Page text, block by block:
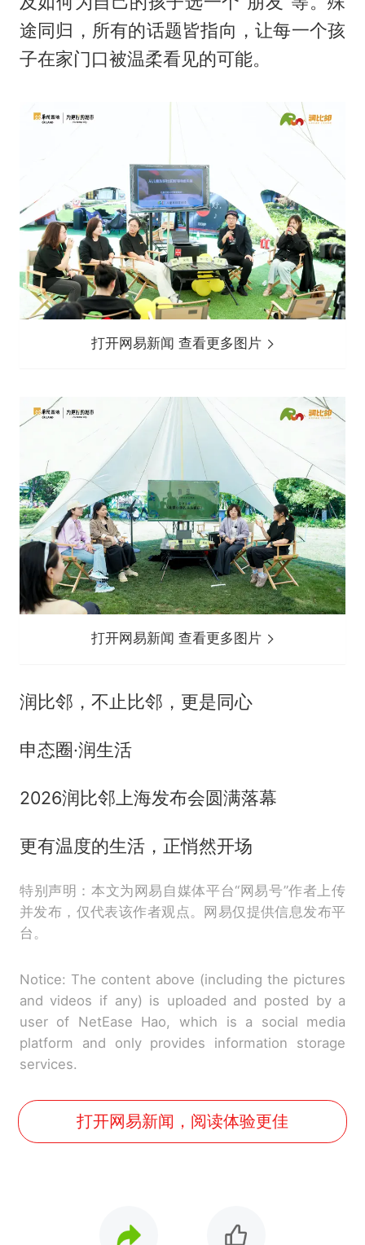
途同归，所有的话题皆指向，让每一个孩
子在家门口被温柔看见的可能。
打开网易新闻 查看更多图片
打开网易新闻 查看更多图片
润比邻，不止比邻，更是同心
申态圈·润生活
2026润比邻上海发布会圆满落幕
更有温度的生活，正悄然开场
特别声明：本文为网易自媒体平台“网易号”作者上传
并发布，仅代表该作者观点。网易仅提供信息发布平
台。
Notice: The content above (including the pictures
and videos if any) is uploaded and posted by a
user of NetEase Hao, which is a social media
platform and only provides information storage
services.
打开网易新闻，阅读体验更佳